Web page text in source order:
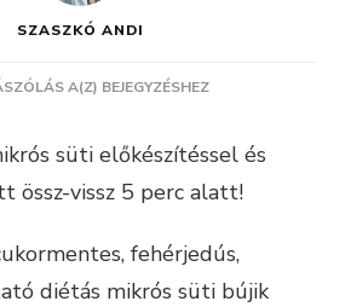
SZASZKÓ ANDI
A(Z) PÁR
MIKRÓS
SÜTI
BEJEGYZÉSHEZ
süti előkészítéssel és
össz-vissz 5 perc alatt!
fehérjedús,
diétás mikrós süti bújik